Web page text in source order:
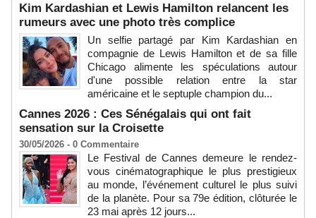
Kim Kardashian et Lewis Hamilton relancent les
rumeurs avec une photo très complice
Un selfie partagé par Kim Kardashian en
compagnie de Lewis Hamilton et de sa fille
Chicago alimente les spéculations autour
d'une possible relation entre la star
américaine et le septuple champion du...
Cannes 2026 : Ces Sénégalais qui ont fait
sensation sur la Croisette
30/05/2026 - 0 Commentaire
Le Festival de Cannes demeure le rendez-
vous cinématographique le plus prestigieux
au monde, l’événement culturel le plus suivi
de la planète. Pour sa 79e édition, clôturée le
23 mai après 12 jours...